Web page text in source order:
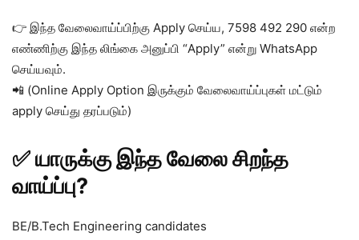
👉 இந்த வேலைவாய்ப்பிற்கு Apply செய்ய, 7598 492 290 என்ற
எண்ணிற்கு இந்த லிங்கை அனுப்பி “Apply” என்று WhatsApp
செய்யவும்.
📲 (Online Apply Option இருக்கும் வேலைவாய்ப்புகள் மட்டும்
apply செய்து தரப்படும்)
✅ யாருக்கு இந்த வேலை சிறந்த
வாய்ப்பு?
BE/B.Tech Engineering candidates